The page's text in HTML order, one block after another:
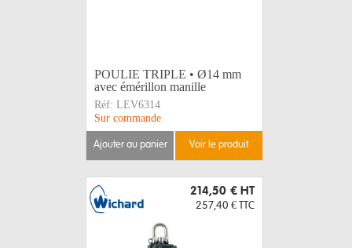
POULIE TRIPLE • Ø14 mm
avec émérillon manille
Réf: LEV6314
Sur commande
ajouter au panier voir le produit
214,50 € HT
257,40 € TTC